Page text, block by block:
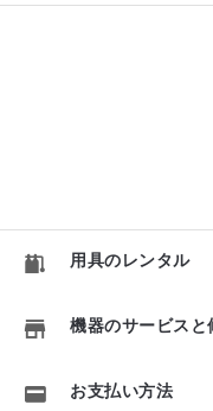
用具のレンタル
機器のサービスと
お支払い方法